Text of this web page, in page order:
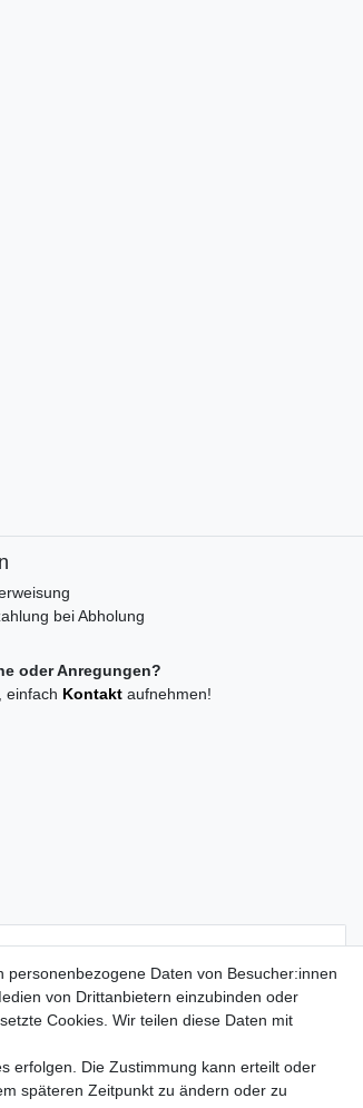
bei Abholung
oder Anregungen?
einfach Kontakt aufnehmen!
dass ich dieDaten­schutz­erklärunggelesen habe.
ich jederzeit widerrufen.**
Abonnieren
Daten von Besucher:innen
von Drittanbietern einzubinden oder
Cookies. Wir teilen diese Daten mit
erfolgen. Die Zustimmung kann erteilt oder
späteren Zeitpunkt zu ändern oder zu